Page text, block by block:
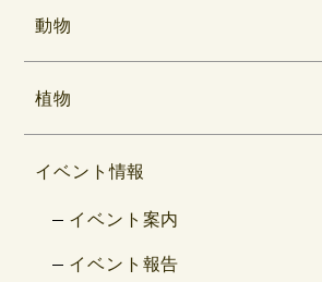
動物
植物
イベント情報
イベント案内
イベント報告